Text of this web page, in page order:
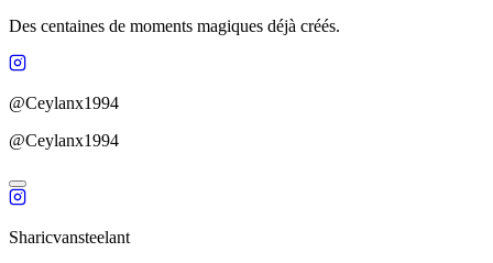
Des centaines de moments magiques déjà créés.
@Ceylanx1994
@Ceylanx1994
Sharicvansteelant